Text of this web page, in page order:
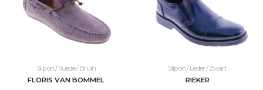
Slip on / Suede / Bruin
FLORIS VAN BOMMEL
Slip on / Leder / Zwart
RIEKER